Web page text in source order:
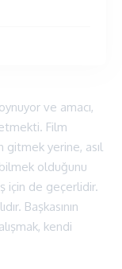
ve amacı,
Film
gitmek yerine, asıl
olduğunu
için de geçerlidir.
Başkasının
kendi